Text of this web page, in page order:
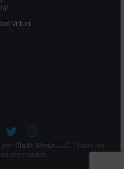
Virtual
por Blade Media LLC. Todos los
reservados.